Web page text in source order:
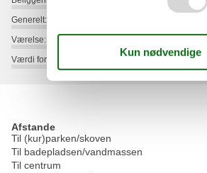
Generelt:
Værelse:
Værdi for pengene:
Afstande
Til (kur)parken/skoven
Til badepladsen/vandmassen
Til centrum